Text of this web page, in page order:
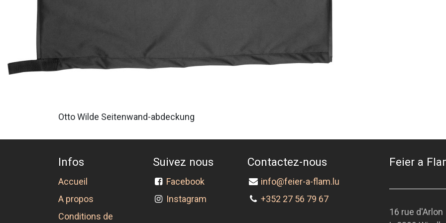
Otto Wilde Seitenwand-abdeckung
Infos
Accueil
A propos
Conditions de
Suivez nous
Facebook
Instagram
Contactez-nous
info@feier-a-flam.lu
+352 27 56 79 67
Feier a
16 rue d'Arlon